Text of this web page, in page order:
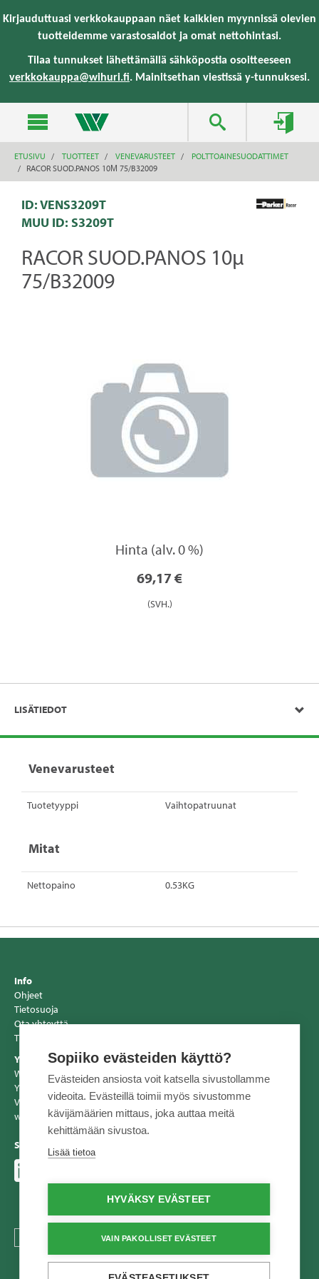
Kirjauduttuasi verkkokauppaan näet kaikkien myynnissä olevien
tuotteidemme varastosaldot ja omat nettohintasi.
Tilaa tunnukset lähettämällä sähköpostia osoitteeseen
verkkokauppa@wihuri.fi. Mainitsethan viestissä y-tunnuksesi.
ETUSIVU TUOTTEET VENEVARUSTEET
POLTTOAINESUODATTIMET
RACOR SUOD.PANOS 10Μ 75/B32009
ID: VENS3209T
MUU ID: S3209T
RACOR SUOD.PANOS 10µ
75/B32009
Hinta (alv. 0 %)
69,17 €
(SVH.)
LISÄTIEDOT
Venevarusteet
Tuotetyyppi Vaihtopatruunat
Mitat
Nettopaino 0.53KG
Info
Ohjeet
Tietosuoja
Ota yhteyttä
Tiedotteet
Yhteystiedot
Wihuri Oy Tekninen Kauppa
Y-tunnus: 2557856-2
Vaihde 020 510 10
www.tekninenkauppa.fi
Seuraa meitä
Sopiiko evästeiden käyttö?
Evästeiden ansiosta voit katsella sivustollamme
videoita. Evästeillä toimii myös sivustomme
kävijämäärien mittaus, joka auttaa meitä
kehittämään sivustoa.
Lisää tietoa
HYVÄKSY EVÄSTEET
VAIN PAKOLLISET EVÄSTEET